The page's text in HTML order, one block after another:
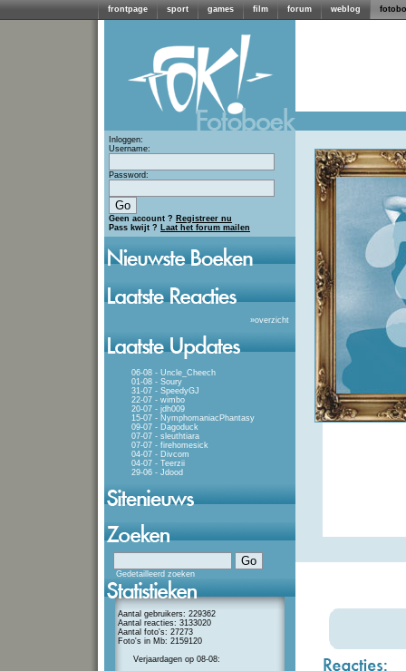
frontpage sport games film forum weblog
Inloggen:
Username:
Password:
Geen account ? Registreer nu
Pass kwijt ? Laat het forum mailen
»overzicht
06-08 - Uncle_Cheech
01-08 - Soury
31-07 - SpeedyGJ
22-07 - wimbo
20-07 - jdh009
15-07 - NymphomaniacPhantasy
09-07 - Dagoduck
07-07 - sleuthtiara
07-07 - firehomesick
04-07 - Divcom
04-07 - Teerzii
29-06 - Jdood
Gedetailleerd zoeken
Aantal gebruikers: 229362
Aantal reacties: 3133020
Aantal foto's: 27273
Foto's in Mb: 2159120
Verjaardagen op 08-08: